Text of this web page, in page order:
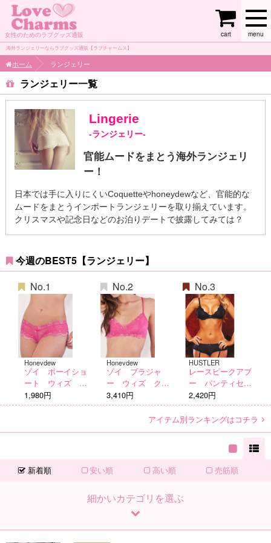
女性のためのラブグッズ通販 menu
cart
海外ランジェリーならラブグッズ通販【ラブチャームス】
ホーム ランジェリー
ランジェリー
Lingerie
-ランジェリー-
官能ムードをまとう海外ランジェリ
ー！
日本では手に入りにくいCoquetteやhoneydewなど、官能的な
ムードをまとうインポートランジェリーを取り揃えています。
クリスマスや記念日などのお泊りデートで披露してみては？
今週のBEST5【ランジェリー】
No.1
Honeydew
ゾイ ボーイショ
ート ウィズ ク
ロスダイドレー
ス ベリーベリー
1,980円
No.2
Honeydew
ゾイ ブラジャ
ー ウィズ クロ
スダイドレース
ベリーベリー
3,410円
No.3
HUSTLER
レースピークアブ
ー パンティセッ
ト ブラック
2,420円
アイテム別ランキングはコチラ
新着順 安い順 高い順 売筋順
細かいカテゴリを選ぶ